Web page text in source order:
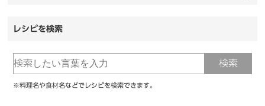
レシピを検索
※料理名や食材名などでレシピを検索できます。